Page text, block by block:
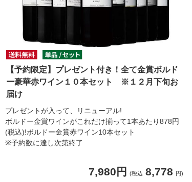
【予約限定】プレゼント付き！全て金賞ボルド
ー豪華赤ワイン１０本セット ※１２月下旬お
届け
プレゼントが入って、リニューアル!
ボルドー金賞ワインがこれだけ揃って1本あたり878円
(税込)!ボルドー金賞赤ワイン10本セット
※予約数に達し次第終了
7,980円 (税込 8,778 円)